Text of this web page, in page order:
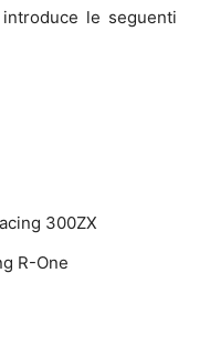
le seguenti
300ZX
R-One